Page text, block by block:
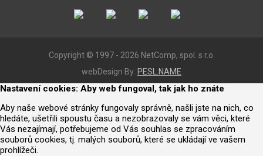
Copyright © 1997 - 2026 NetComp, spol. s r.o.
webDesign By: PESL.NAME
Nastavení cookies: Aby web fungoval, tak jak ho znáte
Aby naše webové stránky fungovaly správně, našli jste na nich, co
hledáte, ušetřili spoustu času a nezobrazovaly se vám věci, které
Vás nezajímají, potřebujeme od Vás souhlas se zpracováním
souborů cookies, tj. malých souborů, které se ukládají ve vašem
prohlížeči.